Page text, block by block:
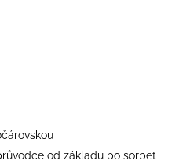
od základu po sorbet